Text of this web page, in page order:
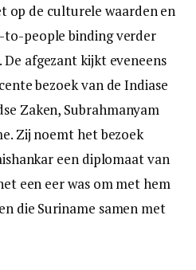
op de culturele waarden en
people binding verder
afgezant kijkt eveneens
bezoek van de Indiase
Zaken, Subrahmanyam
Zij noemt het bezoek
een diplomaat van
een eer was om met hem
die Suriname samen met